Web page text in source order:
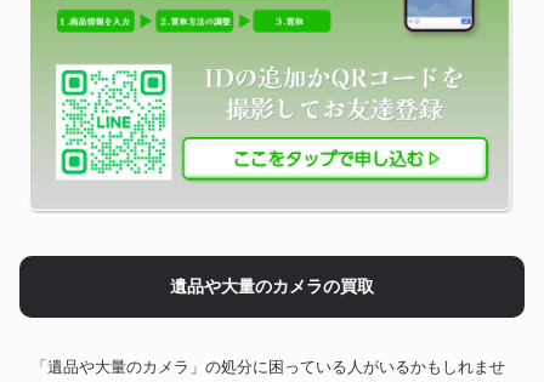
遺品や大量のカメラの買取
「遺品や大量のカメラ」の処分に困っている人がいるかもしれませ